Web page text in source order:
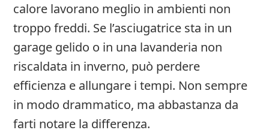
calore lavorano meglio in ambienti non
troppo freddi. Se l’asciugatrice sta in un
garage gelido o in una lavanderia non
riscaldata in inverno, può perdere
efficienza e allungare i tempi. Non sempre
in modo drammatico, ma abbastanza da
farti notare la differenza.